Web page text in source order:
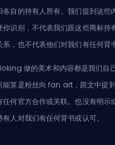
各自的持有人所有。我们提到这些
你识别，不代表我们跟这些商标持
系，也不代表他们对我们有任何背
做的美术和内容都是我们自
能算是粉丝向 fan art，跟文中提
任何官方合作或关联。也没有明示
有人对我们有任何背书或认可。